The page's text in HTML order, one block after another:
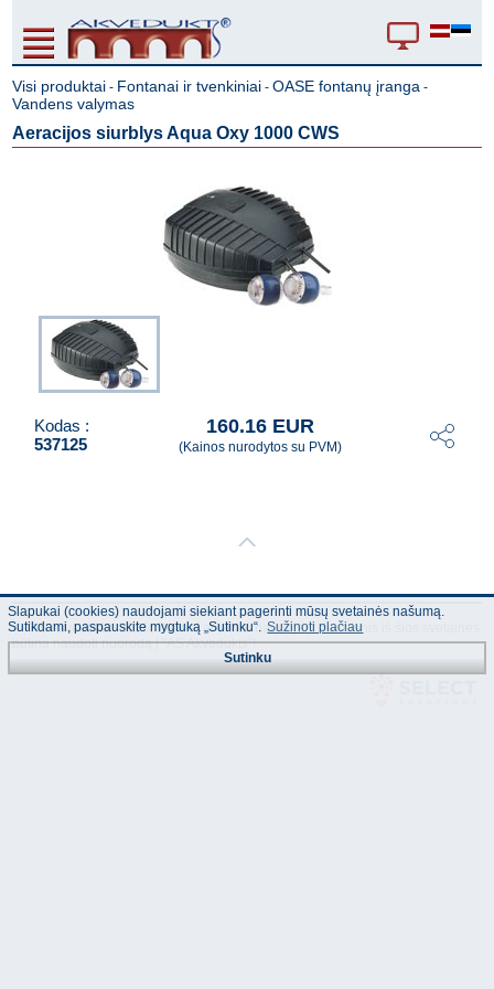
Visi produktai - Fontanai ir tvenkiniai -OASE fontanų įranga -
Vandens valymas
Aeracijos siurblys Aqua Oxy 1000 CWS
Kodas :
537125
160.16 EUR
(Kainos nurodytos su PVM)
© "AS Akvedukts" 2026. Dalinai ar pilnai naudojant duomenis iš šios svetainės
būtina naudoti nuorodą Į "AS Akvedukts"!
Slapukai (cookies) naudojami siekiant pagerinti mūsų svetainės našumą.
Sutikdami, paspauskite mygtuką „Sutinku“. Sužinoti plačiau
Sutinku